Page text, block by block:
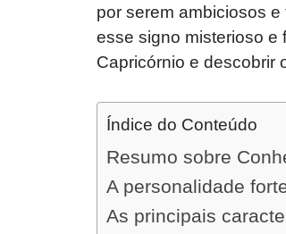
por serem ambiciosos
esse signo misterioso e
Capricórnio e descobrir
Índice do Conteúdo
Resumo sobre
A personalidade
As principais